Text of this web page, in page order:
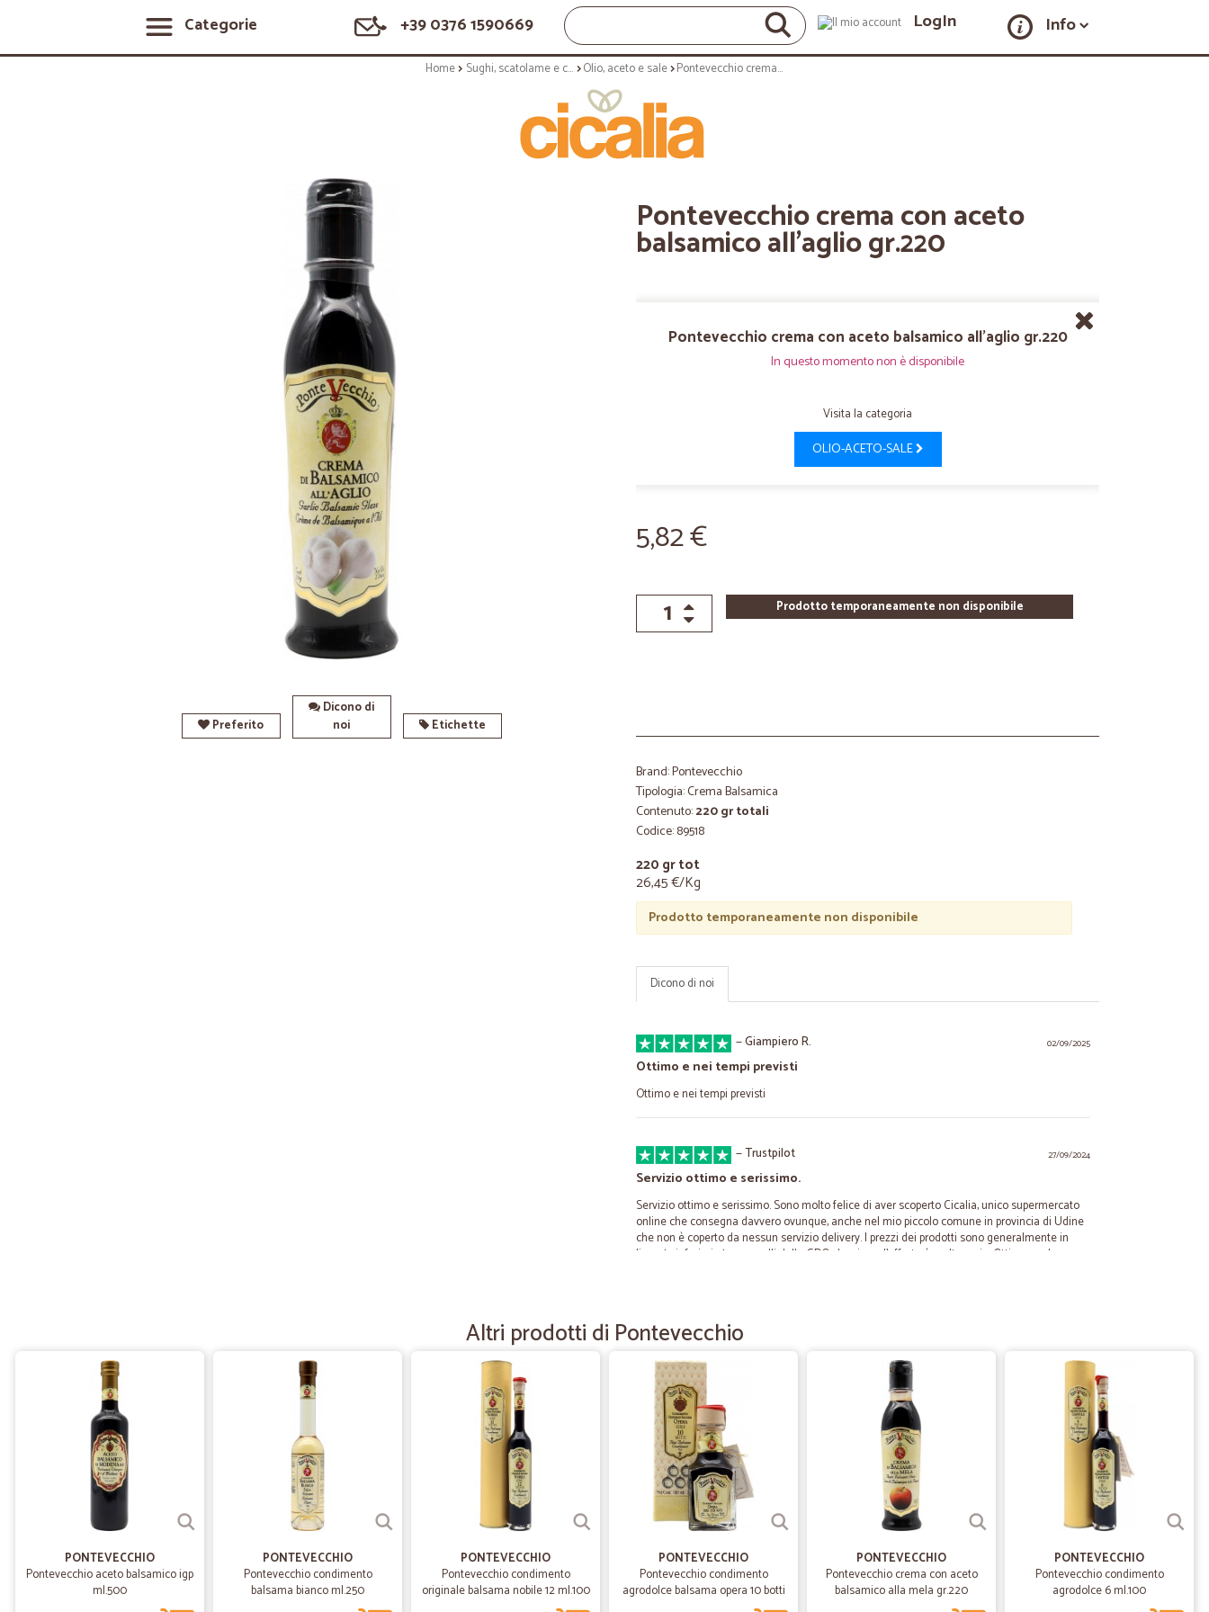
Categorie +39 0376 1590669 LogIn Info
Home Sughi, scatolame e condimenti Olio, aceto e sale Pontevecchio crema con aceto balsamico all'aglio gr.220
Preferito
Dicono di
noi
Etichette
Pontevecchio crema con aceto
balsamico all'aglio gr.220
Pontevecchio crema con aceto balsamico all'aglio gr.220
In questo momento non è disponibile
Visita la categoria
OLIO-ACETO-SALE
5,82 €
Prodotto temporaneamente non disponibile
Brand: Pontevecchio
Tipologia: Crema Balsamica
Contenuto:220 gr totali
Codice: 89518
220 gr tot
26,45 €/Kg
Prodotto temporaneamente non disponibile
Dicono di noi
02/09/2025
—Giampiero R.
Ottimo e nei tempi previsti
Ottimo e nei tempi previsti
27/09/2024
—Trustpilot
Servizio ottimo e serissimo.
Servizio ottimo e serissimo. Sono molto felice di aver scoperto Cicalia, unico supermercato
online che consegna davvero ovunque, anche nel mio piccolo comune in provincia di Udine
che non è coperto da nessun servizio delivery. I prezzi dei prodotti sono generalmente in
linea (o inferiori a) con quelli della GDO classica e l'offerta è molto varia. Ottima anche
rispetto alla qualità e alla capillarità del servizio. Consiglio ad occhi chiusi!
01/04/2024
Esattamente il prodotto che cercavo
Esattamente il prodotto che cercavo, spedizione rapida, prezzo giusto
—Giovanni B.
TUITTO MOLTO SODDISFACENTE
DISCRETO
Altri prodotti di Pontevecchio
PONTEVECCHIO
Pontevecchio aceto balsamico igp
ml.500
PONTEVECCHIO
Pontevecchio condimento
balsama bianco ml.250
PONTEVECCHIO
Pontevecchio condimento
originale balsama nobile 12 ml.100
PONTEVECCHIO
Pontevecchio condimento
agrodolce balsama opera 10 botti
PONTEVECCHIO
Pontevecchio crema con aceto
balsamico alla mela gr.220
PONTEVECCHIO
Pontevecchio condimento
agrodolce 6 ml.100